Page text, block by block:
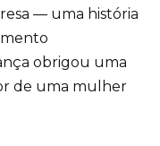
— uma história
obrigou uma
de uma mulher